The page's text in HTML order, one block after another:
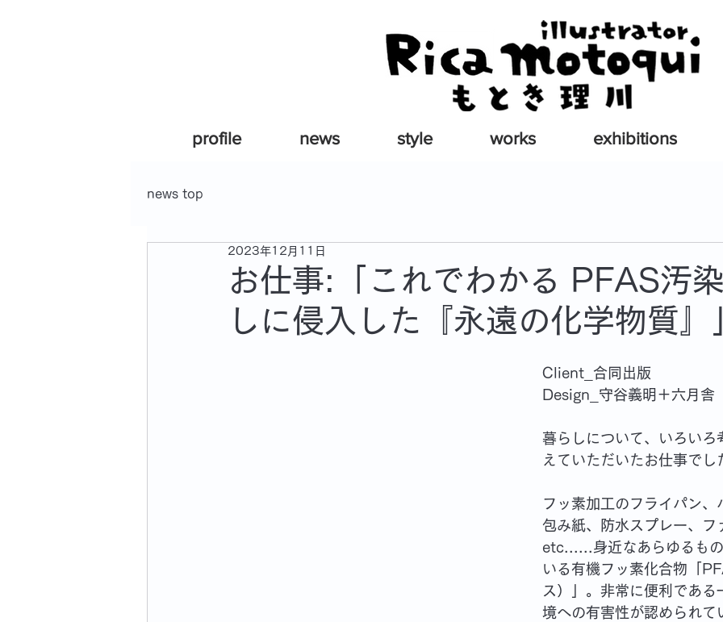
profile news style works exhibitions
news top
お仕事:「これでわかる PFAS汚
しに侵入した『永遠の化学物質』
2023年12月11日
Client_合同出版
Design_ 守谷義明＋六月舎
暮らしについて、いろいろ
えていただいたお仕事でし
フッ素加工のフライパン、
包み紙、防水スプレー、
etc......身近なあらゆるも
いる有機フッ素化合物「
ス）」。非常に便利である
境への有害性が認められて